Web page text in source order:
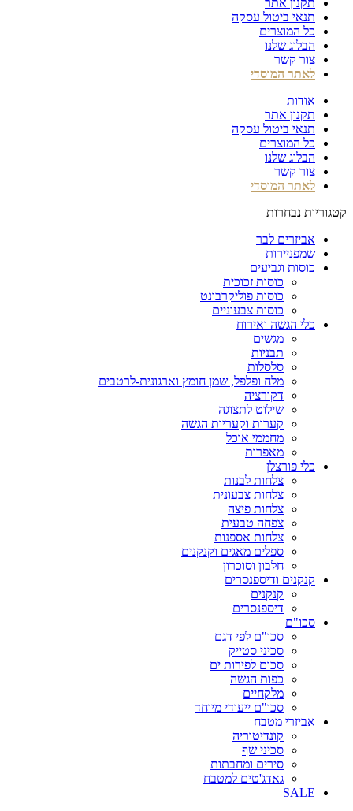
תנאי ביטול עסקה
כל המוצרים
הבלוג שלנו
צור קשר
לאתר המוסדי
אודות
תקנון אתר
תנאי ביטול עסקה
כל המוצרים
הבלוג שלנו
צור קשר
לאתר המוסדי
קטגוריות נבחרות
אביזרים לבר
שמפניירות
כוסות וגביעים
כוסות זכוכית
כוסות פוליקרבונט
כוסות צבעוניים
כלי הגשה ואירוח
מגשים
תבניות
סלסלות
מלח ופלפל, שמן חומץ וארגונית-לרטבים
דקורציה
שילוט לתצוגה
קערות וקעריות הגשה
מחממי אוכל
מאפרות
כלי פורצלן
צלחות לבנות
צלחות צבעונית
צלחות פיצה
צפחה טבעית
צלחות אספנות
ספלים מאגים וקנקנים
חלבון וסוכרון
קנקנים ודיספנסרים
קנקנים
דיספנסרים
סכו"ם
סכו"ם לפי דגם
סכיני סטייק
סכום לפירות ים
כפות הגשה
מלקחיים
סכו"ם ייעודי מיוחד
אביזרי מטבח
קונדיטוריה
סכיני שף
סירים ומחבתות
גאדג'טים למטבח
SALE